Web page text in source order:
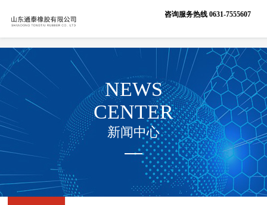
咨询服务热线 0631-7555607
咨询服务热线 0631-7555607
NEWS
CENTER
新闻中心